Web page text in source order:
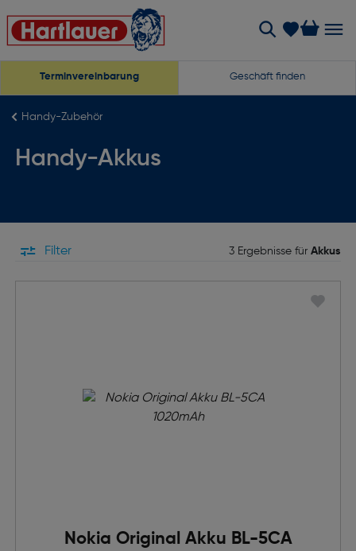
Terminvereinbarung Geschäft finden
Handy-Zubehör
Handy-Akkus
Filter 3 Ergebnisse für Akkus
Nokia Original Akku BL-5CA